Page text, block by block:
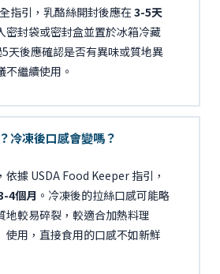
指引，乳酪絲開封後應在3-5天
密封袋或密封盒並置於冰箱冷藏
5天後應確認是否有異味或質地異
不繼續使用。
冷凍後口感會變嗎？
據 USDA Food Keeper 指引，
4個月 。冷凍後的拉絲口感可能略
地較易碎裂，較適合加熱料理
使用，直接食用的口感不如新鮮